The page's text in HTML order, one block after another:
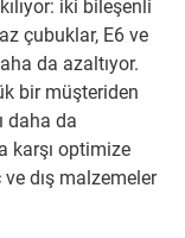
iki bileşenli
çubuklar, E6 ve
da azaltıyor.
bir müşteriden
daha da
karşı optimize
dış malzemeler